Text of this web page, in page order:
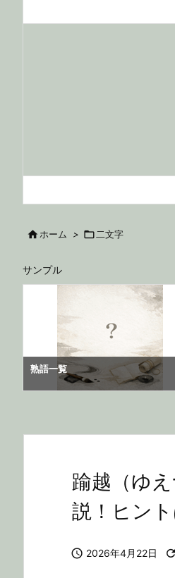
 ホーム >  二文字
サンプル
熟語一覧
踰越（ゆ
説！ヒント
 2026年4月22日 